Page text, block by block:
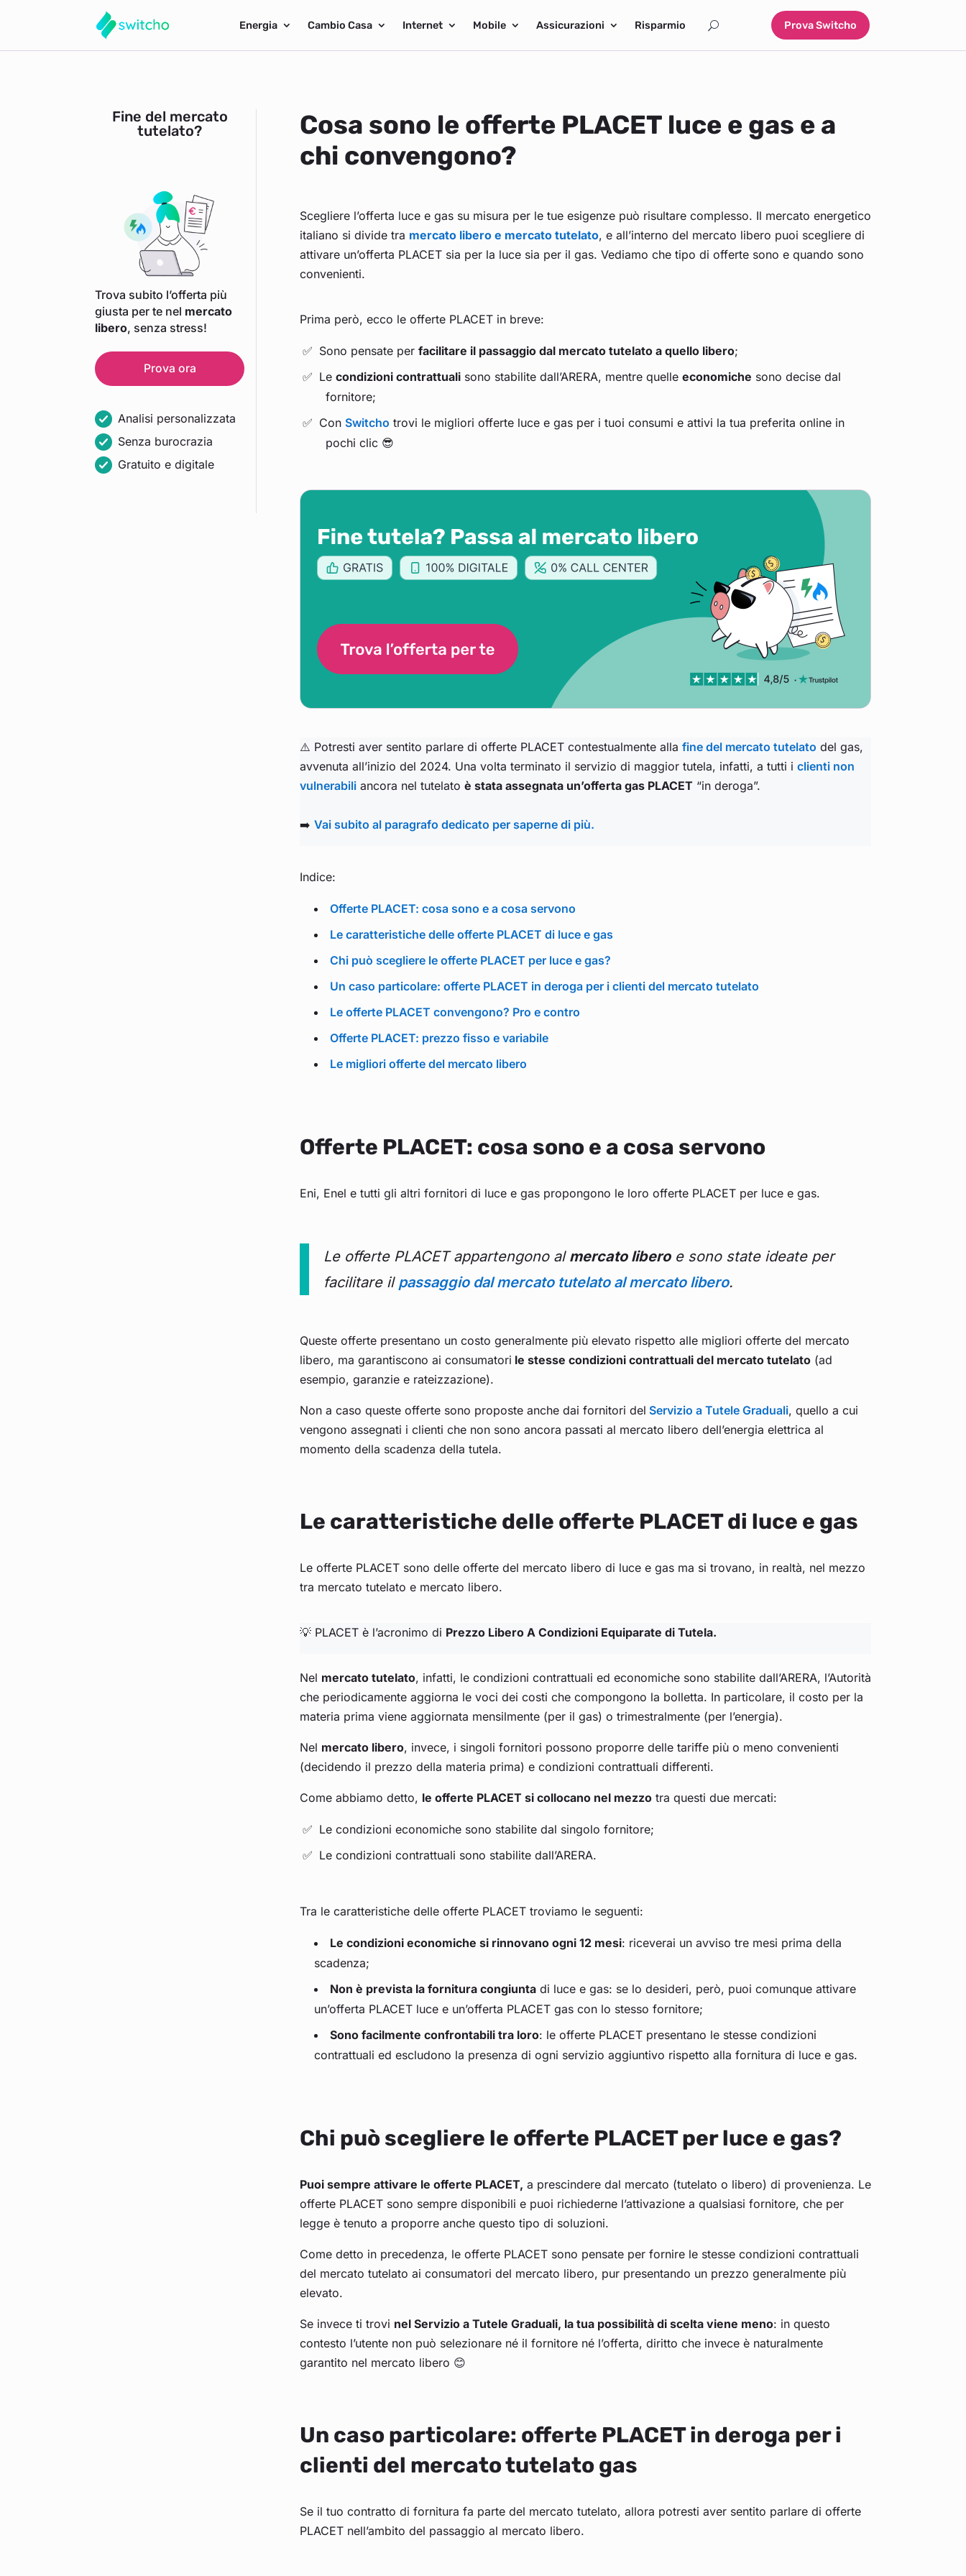
Energia Cambio Casa Internet Mobile Assicurazioni Risparmio Prova Switcho
Fine del mercato
tutelato?
Trova subito l’offerta più
giusta per te nel mercato
libero, senza stress!
Prova ora
Analisi personalizzata
Senza burocrazia
Gratuito e digitale
Cosa sono le offerte PLACET luce e gas e a
chi convengono?
Scegliere l’offerta luce e gas su misura per le tue esigenze può risultare complesso. Il mercato energetico
italiano si divide tra mercato libero e mercato tutelato, e all’interno del mercato libero puoi scegliere di
attivare un’offerta PLACET sia per la luce sia per il gas. Vediamo che tipo di offerte sono e quando sono
convenienti.
Prima però, ecco le offerte PLACET in breve:
Sono pensate perfacilitare il passaggio dal mercato tutelato a quello libero;
Lecondizioni contrattuali sono stabilite dall’ARERA, mentre quelleeconomiche sono decise dal
fornitore;
Con Switcho trovi le migliori offerte luce e gas per i tuoi consumi e attivi la tua preferita online in
pochi clic 😎
⚠️ Potresti aver sentito parlare di offerte PLACET contestualmente alla fine del mercato tutelato del gas,
avvenuta all’inizio del 2024. Una volta terminato il servizio di maggior tutela, infatti, a tutti i clienti non
vulnerabiliancora nel tutelato è stata assegnata un’offerta gas PLACET “in deroga”.
➡️ Vai subito al paragrafo dedicato per saperne di più.
Indice:
Offerte PLACET: cosa sono e a cosa servono
Le caratteristiche delle offerte PLACET di luce e gas
Chi può scegliere le offerte PLACET per luce e gas?
Un caso particolare: offerte PLACET in deroga per i clienti del mercato tutelato
Le offerte PLACET convengono? Pro e contro
Offerte PLACET: prezzo fisso e variabile
Le migliori offerte del mercato libero
Offerte PLACET: cosa sono e a cosa servono
Eni, Enel e tutti gli altri fornitori di luce e gas propongono le loro offerte PLACET per luce e gas.
Le offerte PLACET appartengono al mercato liberoe sono state ideate per
facilitare il passaggio dal mercato tutelato al mercato libero.
Queste offerte presentano un costo generalmente più elevato rispetto alle migliori offerte del mercato
libero, ma garantiscono ai consumatori le stesse condizioni contrattuali del mercato tutelato(ad
esempio, garanzie e rateizzazione).
Non a caso queste offerte sono proposte anche dai fornitori del Servizio a Tutele Graduali, quello a cui
vengono assegnati i clienti che non sono ancora passati al mercato libero dell’energia elettrica al
momento della scadenza della tutela.
Le caratteristiche delle offerte PLACET di luce e gas
Le offerte PLACET sono delle offerte del mercato libero di luce e gas ma si trovano, in realtà, nel mezzo
tra mercato tutelato e mercato libero.
💡 PLACET è l’acronimo di Prezzo Libero A Condizioni Equiparate di Tutela.
Nel mercato tutelato, infatti, le condizioni contrattuali ed economiche sono stabilite dall’ARERA, l’Autorità
che periodicamente aggiorna le voci dei costi che compongono la bolletta. In particolare, il costo per la
materia prima viene aggiornata mensilmente (per il gas) o trimestralmente (per l’energia).
Nel mercato libero, invece, i singoli fornitori possono proporre delle tariffe più o meno convenienti
(decidendo il prezzo della materia prima) e condizioni contrattuali differenti.
Come abbiamo detto, le offerte PLACET si collocano nel mezzotra questi due mercati:
Le condizioni economiche sono stabilite dal singolo fornitore;
Le condizioni contrattuali sono stabilite dall’ARERA.
Tra le caratteristiche delle offerte PLACET troviamo le seguenti:
Le condizioni economiche si rinnovano ogni 12 mesi: riceverai un avviso tre mesi prima della
scadenza;
Non è prevista la fornitura congiuntadi luce e gas: se lo desideri, però, puoi comunque attivare
un’offerta PLACET luce e un’offerta PLACET gas con lo stesso fornitore;
Sono facilmente confrontabili tra loro: le offerte PLACET presentano le stesse condizioni
contrattuali ed escludono la presenza di ogni servizio aggiuntivo rispetto alla fornitura di luce e gas.
Chi può scegliere le offerte PLACET per luce e gas?
Puoi sempre attivare le offerte PLACET, a prescindere dal mercato (tutelato o libero) di provenienza. Le
offerte PLACET sono sempre disponibili e puoi richiederne l’attivazione a qualsiasi fornitore, che per
legge è tenuto a proporre anche questo tipo di soluzioni.
Come detto in precedenza, le offerte PLACET sono pensate per fornire le stesse condizioni contrattuali
del mercato tutelato ai consumatori del mercato libero, pur presentando un prezzo generalmente più
elevato.
Se invece ti trovi nel Servizio a Tutele Graduali, la tua possibilità di scelta viene meno: in questo
contesto l’utente non può selezionare né il fornitore né l’offerta, diritto che invece è naturalmente
garantito nel mercato libero 😊
Un caso particolare: offerte PLACET in deroga per i
clienti del mercato tutelato gas
Se il tuo contratto di fornitura fa parte del mercato tutelato, allora potresti aver sentito parlare di offerte
PLACET nell’ambito del passaggio al mercato libero.